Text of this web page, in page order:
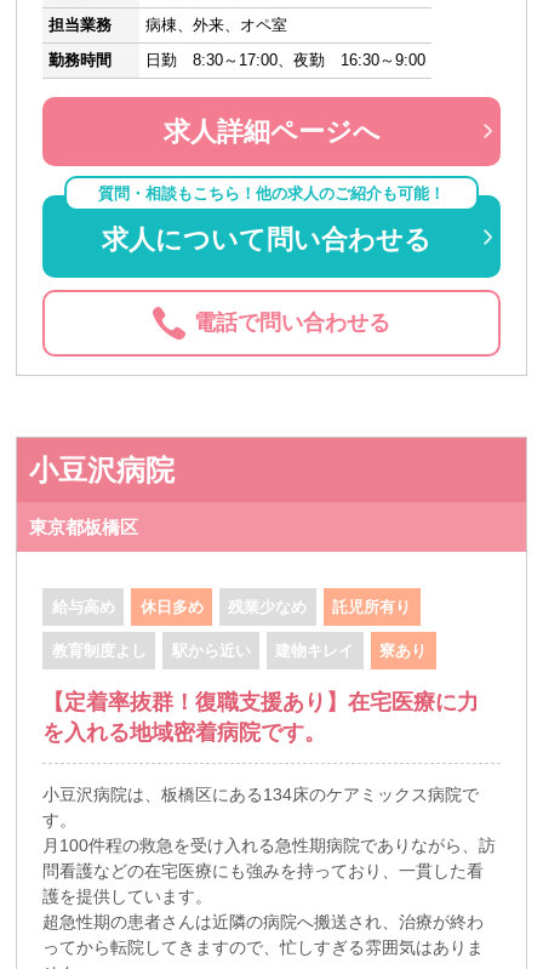
担当業務
病棟、外来、オペ室
勤務時間
日勤 8:30～17:00、夜勤 16:30～9:00
求人詳細ページへ
質問・相談もこちら！他の求人のご紹介も可能！
求人について問い合わせる
電話で問い合わせる
小豆沢病院
東京都板橋区
給与高め 休日多め 残業少なめ 託児所有り
教育制度よし 駅から近い 建物キレイ 寮あり
【定着率抜群！復職支援あり】在宅医療に力
を入れる地域密着病院です。
小豆沢病院は、板橋区にある134床のケアミックス病院で
す。
月100件程の救急を受け入れる急性期病院でありながら、訪
問看護などの在宅医療にも強みを持っており、一貫した看
護を提供しています。
超急性期の患者さんは近隣の病院へ搬送され、治療が終わ
ってから転院してきますので、忙しすぎる雰囲気はありま